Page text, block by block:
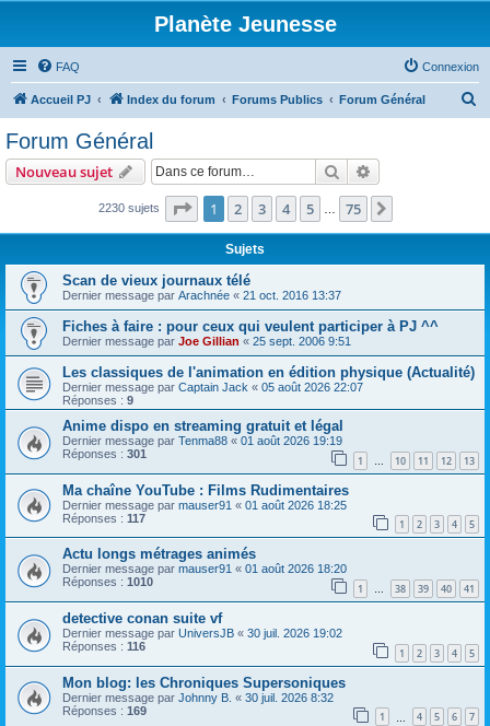
Planète Jeunesse
FAQ Connexion
Accueil PJ Index du forum Forums Publics Forum Général
e
Forum Général
Nouveau sujet Rechercher
2230 sujets Page 1sur75
1 2 3 4 5 75
Sujets
Scan de vieux journaux télé
Dernier message par Arachnée « 21 oct. 2016 13:37
Fiches à faire : pour ceux qui veulent participer à PJ ^^
Dernier message par Joe Gillian « 25 sept. 2006 9:51
Les classiques de l'animation en édition physique (Actualité)
Dernier message par Captain Jack « 05 août 2026 22:07
Réponses : 9
Anime dispo en streaming gratuit et légal
Dernier message par Tenma88 « 01 août 2026 19:19
Réponses : 301 1 … 10 11 12 13
Ma chaîne YouTube : Films Rudimentaires
Dernier message par mauser91 « 01 août 2026 18:25
Réponses : 117 1 2 3 4 5
Actu longs métrages animés
Dernier message par mauser91 « 01 août 2026 18:20
Réponses : 1010 1 … 38 39 40 41
detective conan suite vf
Dernier message par UniversJB « 30 juil. 2026 19:02
Réponses : 116 1 2 3 4 5
Mon blog: les Chroniques Supersoniques
Dernier message par Johnny B. « 30 juil. 2026 8:32
Réponses : 169 1 4 5 6 7